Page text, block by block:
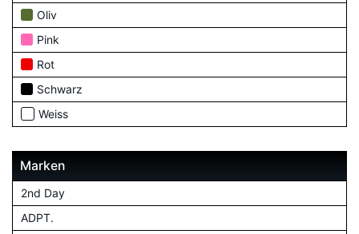
Oliv
Pink
Rot
Schwarz
Weiss
Marken
2nd Day
ADPT.